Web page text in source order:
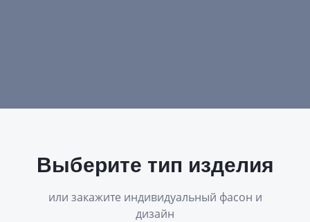
Выберите тип изделия
или закажите индивидуальный фасон и
дизайн